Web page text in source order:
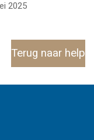
2025
Terug naar help